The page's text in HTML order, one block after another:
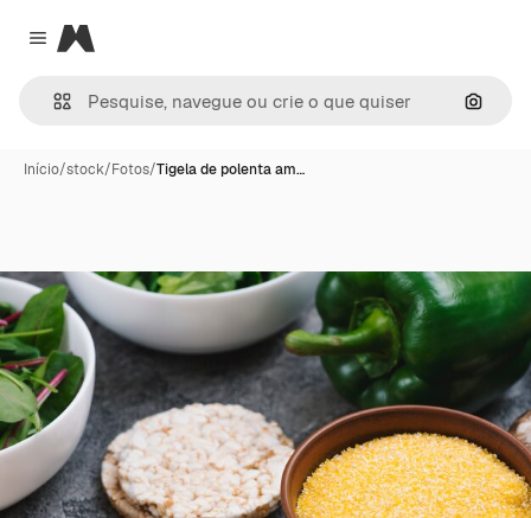
Close menu
Magnific
Início/stock/Fotos/Tigela de polenta am…